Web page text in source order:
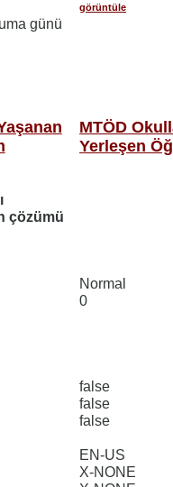
günü
görüntüle
çözümü
MTÖD
Yerleşen
Normal
0
false
false
false
EN-US
X-NONE